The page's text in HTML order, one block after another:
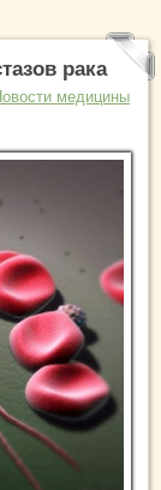
рака
медицины